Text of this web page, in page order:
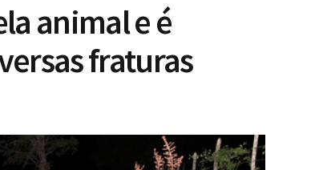
animal e é
fraturas